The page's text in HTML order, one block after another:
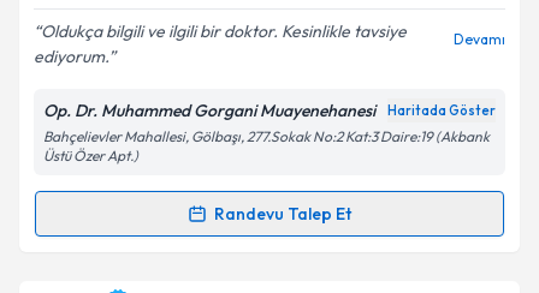
Oldukça bilgili ve ilgili bir doktor. Kesinlikle tavsiye
ediyorum.
Devamı
Op. Dr. Muhammed Gorgani Muayenehanesi Haritada Göster
Bahçelievler Mahallesi, Gölbaşı, 277.Sokak No:2 Kat:3 Daire:19 (Akbank
Üstü Özer Apt.)
Randevu Talep Et
Randevu Takvimi Talebi